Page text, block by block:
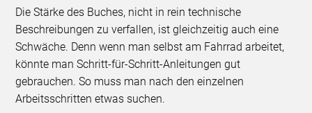
Die Stärke des Buches, nicht in rein technische
Beschreibungen zu verfallen, ist gleichzeitig auch eine
Schwäche. Denn wenn man selbst am Fahrrad arbeitet,
könnte man Schritt-für-Schritt-Anleitungen gut
gebrauchen. So muss man nach den einzelnen
Arbeitsschritten etwas suchen.